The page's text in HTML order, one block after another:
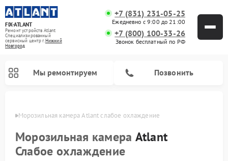
FIX-ATLANT
Ремонт устройств Atlant
Специализированный
cервисный центр г.Нижний
Новгород
+7 (831) 231-05-25
Ежедневно с 9:00 до 21:00
+7 (800) 100-33-26
Звонок бесплатный по РФ
Мы ремонтируем Позвонить
Морозильная камера Atlant слабое охлаждение
Морозильная камера Atlant
Слабое охлаждение